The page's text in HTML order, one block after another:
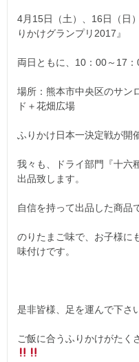
4月15日（土）、16日（日
りかけグランプリ2017』
両日ともに、10：00～17：
場所：熊本市中央区のサン
ド＋花畑広場
ふりかけ日本一決定戦が開
我々も、ドライ部門『十六
出品致します。
自信を持って出品した商品
のりたまご味で、お子様に
味付けです。
是非皆様、足を運んで下さ
ご飯に合うふりかけがたく